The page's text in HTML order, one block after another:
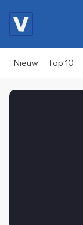
Nieuw Top 10